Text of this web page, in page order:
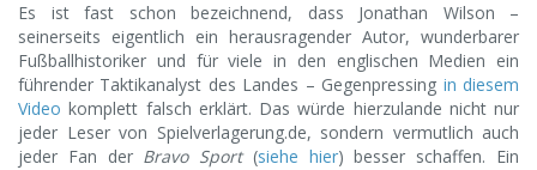
Es ist fast schon bezeichnend, dass Jonathan Wilson –
seinerseits eigentlich ein herausragender Autor, wunderbarer
Fußballhistoriker und für viele in den englischen Medien ein
führender Taktikanalyst des Landes – Gegenpressing in diesem
Video komplett falsch erklärt. Das würde hierzulande nicht nur
jeder Leser von Spielverlagerung.de, sondern vermutlich auch
jeder Fan der Bravo Sport(siehe hier) besser schaffen. Ein